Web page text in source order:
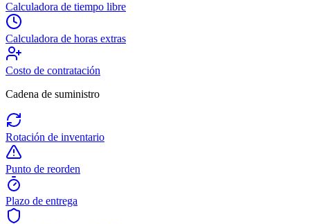
Calculadora de tiempo libre
Calculadora de horas extras
Costo de contratación
Cadena de suministro
Rotación de inventario
Punto de reorden
Plazo de entrega